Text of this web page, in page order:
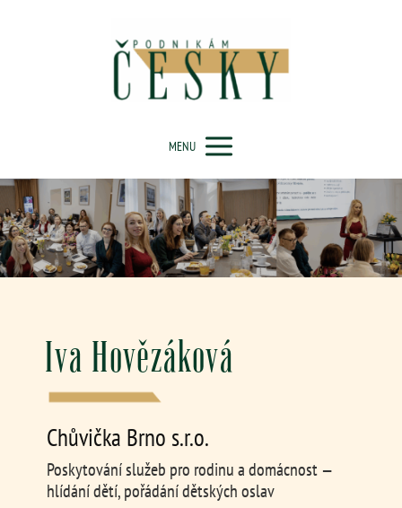
MENU
Iva Hovězáková
Chůvička Brno s.r.o.
Poskytování služeb pro rodinu a domácnost —
hlídání dětí, pořádání dětských oslav